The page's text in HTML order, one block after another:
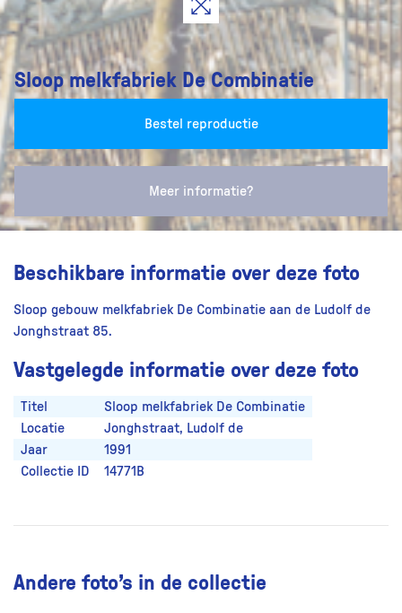
Sloop melkfabriek De Combinatie
Bestel reproductie
Meer informatie?
Beschikbare informatie over deze foto
Sloop gebouw melkfabriek De Combinatie aan de Ludolf de
Jonghstraat 85.
Vastgelegde informatie over deze foto
Titel
Sloop melkfabriek De Combinatie
Locatie
Jonghstraat, Ludolf de
Jaar
1991
Collectie ID
14771B
Andere foto’s in de collectie